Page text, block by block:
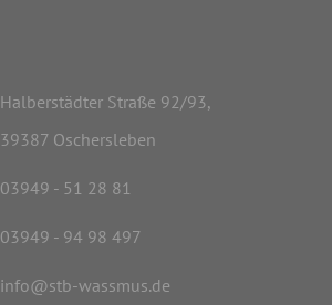
Halberstädter Straße 92/93,
39387 Oschersleben
03949 - 51 28 81
03949 - 94 98 497
info@stb-wassmus.de